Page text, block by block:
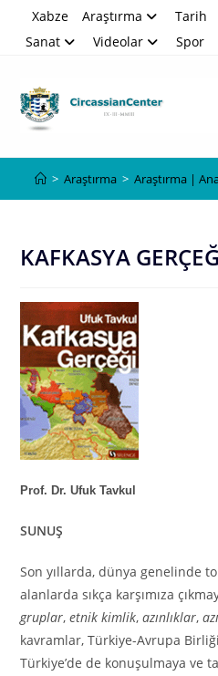
Xabze Araştırma Tarih
Sanat
Videolar Spor
> Araştırma > Araştırma |
KAFKASYA
Prof. Dr. Ufuk Tavkul
SUNUŞ
Son yıllarda, dünya genelinde
alanlarda sıkça karşımıza
gruplar,etnik kimlik,azınlıklar,
kavramlar, Türkiye-Avrupa
Türkiye’de de konuşulmaya ve